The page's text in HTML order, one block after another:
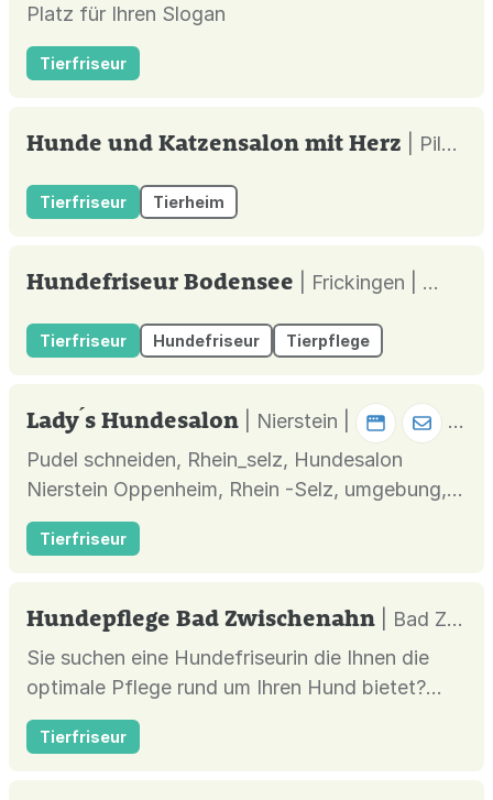
Platz für Ihren Slogan
Tierfriseur
Hunde und Katzensalon mit Herz | Pilsting |
Tierfriseur Tierheim
Hundefriseur Bodensee | Frickingen |
Tierfriseur Hundefriseur Tierpflege
Lady ́s Hundesalon
| Nierstein |
Pudel schneiden, Rhein_selz, Hundesalon
Nierstein Oppenheim, Rhein -Selz, umgebung,
Mainz, Katzen , Filz, Labradoodle, Cockapoo,
Havaneser, Malteser, Mix, Fellpflege
Tierfriseur
Hundepflege Bad Zwischenahn
| Bad Zwischenahn |
Sie suchen eine Hundefriseurin die Ihnen die
optimale Pflege rund um Ihren Hund bietet?
Dann sind Sie bei mir genau richtig.
Tierfriseur